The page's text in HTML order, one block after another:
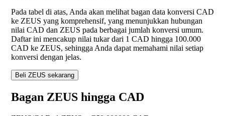
Pada tabel di atas, Anda akan melihat bagan data konversi CAD
ke ZEUS yang komprehensif, yang menunjukkan hubungan
nilai CAD dan ZEUS pada berbagai jumlah konversi umum.
Daftar ini mencakup nilai tukar dari 1 CAD hingga 100.000
CAD ke ZEUS, sehingga Anda dapat memahami nilai setiap
konversi dengan jelas.
Beli ZEUS sekarang
Bagan ZEUS hingga CAD